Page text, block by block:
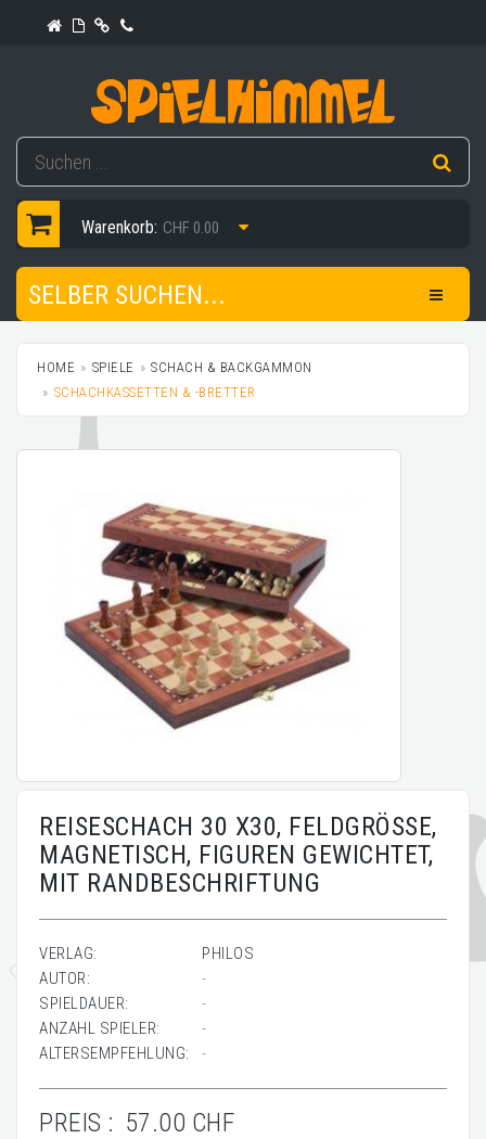
Warenkorb: CHF 0.00
SELBER SUCHEN...
HOME SPIELE
SCHACH & BACKGAMMON
SCHACHKASSETTEN & -BRETTER
REISESCHACH 30 X30, FELDGRÖSSE,
MAGNETISCH, FIGUREN GEWICHTET,
MIT RANDBESCHRIFTUNG
VERLAG:
PHILOS
AUTOR:
-
SPIELDAUER:
-
ANZAHL SPIELER:
-
ALTERSEMPFEHLUNG:
-
PREIS : 57.00 CHF